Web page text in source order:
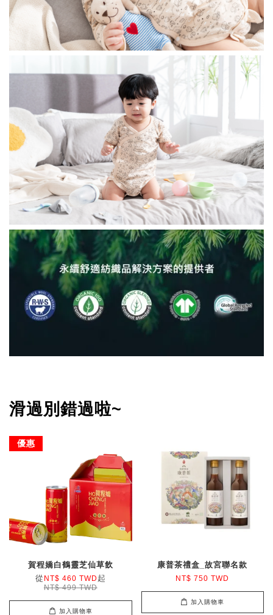
滑過別錯過啦~
優惠
賀程嬌白鶴靈芝仙草飲
從 NT$ 460 TWD 起
NT$ 499 TWD
加入購物車
康普茶禮盒_故宮聯名款
NT$ 750 TWD
加入購物車